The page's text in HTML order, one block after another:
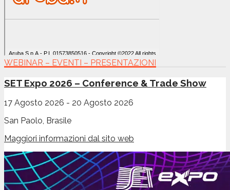
WEBINAR – EVENTI – PRESENTAZIONI
SET Expo 2026 – Conference & Trade Show
17 Agosto 2026 - 20 Agosto 2026
San Paolo, Brasile
Maggiori informazioni dal sito web